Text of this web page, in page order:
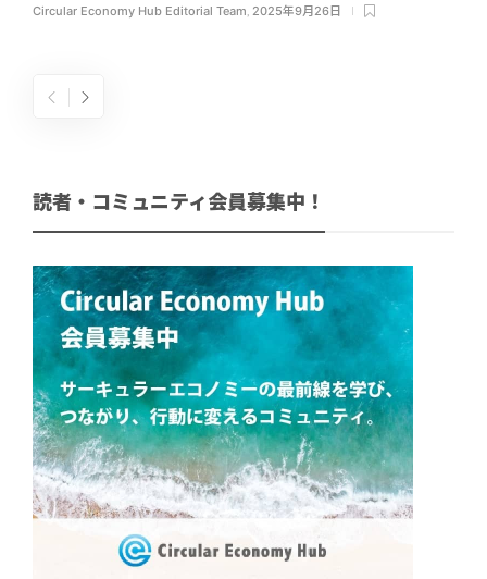
Circular Economy Hub Editorial Team, 2025年9月26日
読者・コミュニティ会員募集中！